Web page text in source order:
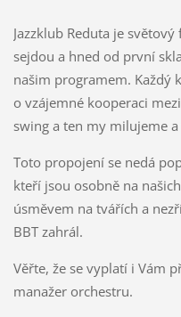
Jazzklub Reduta je
sejdou a hned od první
našim programem. Každý
o vzájemné kooperaci
swing a ten my milujeme
Toto propojení se nedá
kteří jsou osobně na
úsměvem na tvářích a
BBT zahrál.
Věřte, že se vyplatí i Vám
manažer orchestru.